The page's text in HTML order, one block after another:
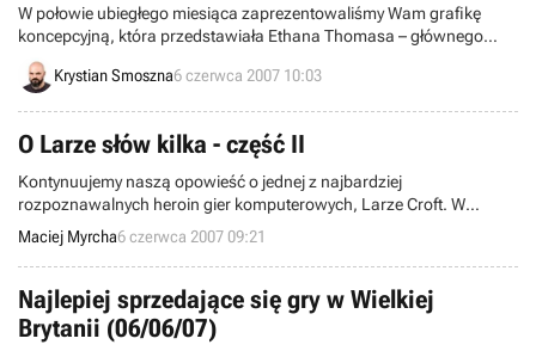
W połowie ubiegłego miesiąca zaprezentowaliśmy Wam grafikę
koncepcyjną, która przedstawiała Ethana Thomasa – głównego
bohatera drugiej odsłony cyklu Condemned, zatytułowanej
Bloodshot. Dziś powracamy do tematu, a to za sprawą kolejnych
Krystian Smoszna6 czerwca 2007 10:03
O Larze słów kilka - część II
Kontynuujemy naszą opowieść o jednej z najbardziej
rozpoznawalnych heroin gier komputerowych, Larze Croft. W
poprzednim odcinku mogliście zapoznać się z jej biografią oraz
momentem zaistnienia w świecie rozrywki elektronicznej, a także, z
jakże udanym debiutem w pierwszych dwóch częściach serii Tomb
Raider (i ich dodatkach). Dzisiaj natomiast przybliżymy Wam dalszą
karierę seksownej pani archeolog.
Maciej Myrcha6 czerwca 2007 09:21
Najlepiej sprzedające się gry w Wielkiej
Brytanii (06/06/07)